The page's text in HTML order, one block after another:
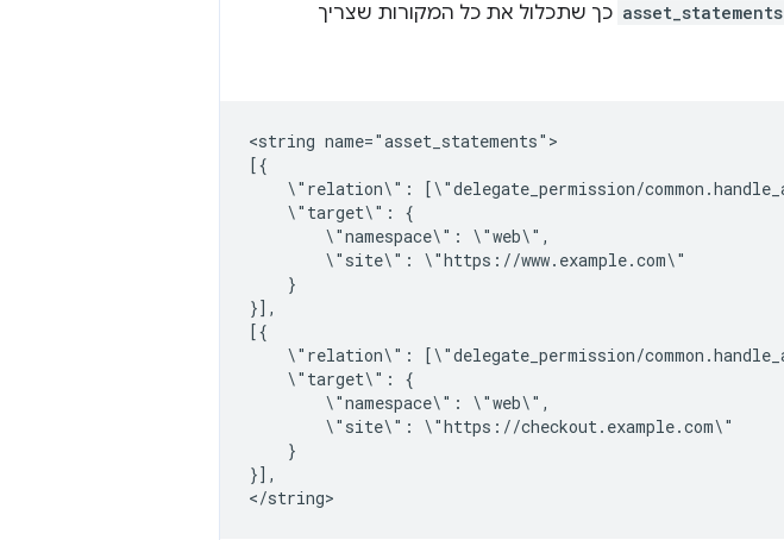
asset_statements כך שתכלול את כל המקורות שצריך
<string name="asset_statements">
\"relation\":
\"target\":
\"namespace\":
\"site\":
}
}],
\"relation\":
\"target\":
\"namespace\":
\"site\":
}
}],